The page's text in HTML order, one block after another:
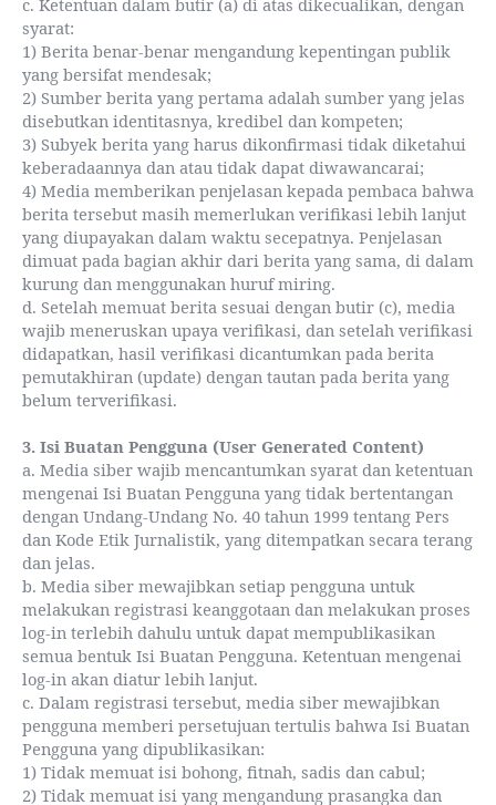
c. Ketentuan dalam butir (a) di atas dikecualikan, dengan
syarat:
1) Berita benar-benar mengandung kepentingan publik
yang bersifat mendesak;
2) Sumber berita yang pertama adalah sumber yang jelas
disebutkan identitasnya, kredibel dan kompeten;
3) Subyek berita yang harus dikonfirmasi tidak diketahui
keberadaannya dan atau tidak dapat diwawancarai;
4) Media memberikan penjelasan kepada pembaca bahwa
berita tersebut masih memerlukan verifikasi lebih lanjut
yang diupayakan dalam waktu secepatnya. Penjelasan
dimuat pada bagian akhir dari berita yang sama, di dalam
kurung dan menggunakan huruf miring.
d. Setelah memuat berita sesuai dengan butir (c), media
wajib meneruskan upaya verifikasi, dan setelah verifikasi
didapatkan, hasil verifikasi dicantumkan pada berita
pemutakhiran (update) dengan tautan pada berita yang
belum terverifikasi.
3. Isi Buatan Pengguna (User Generated Content)
a. Media siber wajib mencantumkan syarat dan ketentuan
mengenai Isi Buatan Pengguna yang tidak bertentangan
dengan Undang-Undang No. 40 tahun 1999 tentang Pers
dan Kode Etik Jurnalistik, yang ditempatkan secara terang
dan jelas.
b. Media siber mewajibkan setiap pengguna untuk
melakukan registrasi keanggotaan dan melakukan proses
log-in terlebih dahulu untuk dapat mempublikasikan
semua bentuk Isi Buatan Pengguna. Ketentuan mengenai
log-in akan diatur lebih lanjut.
c. Dalam registrasi tersebut, media siber mewajibkan
pengguna memberi persetujuan tertulis bahwa Isi Buatan
Pengguna yang dipublikasikan:
1) Tidak memuat isi bohong, fitnah, sadis dan cabul;
2) Tidak memuat isi yang mengandung prasangka dan